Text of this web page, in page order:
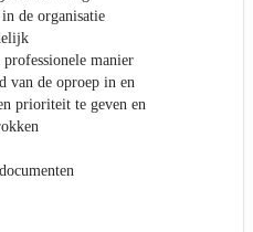
de organisatie
manier
van de oproep in en
prioriteit te geven en